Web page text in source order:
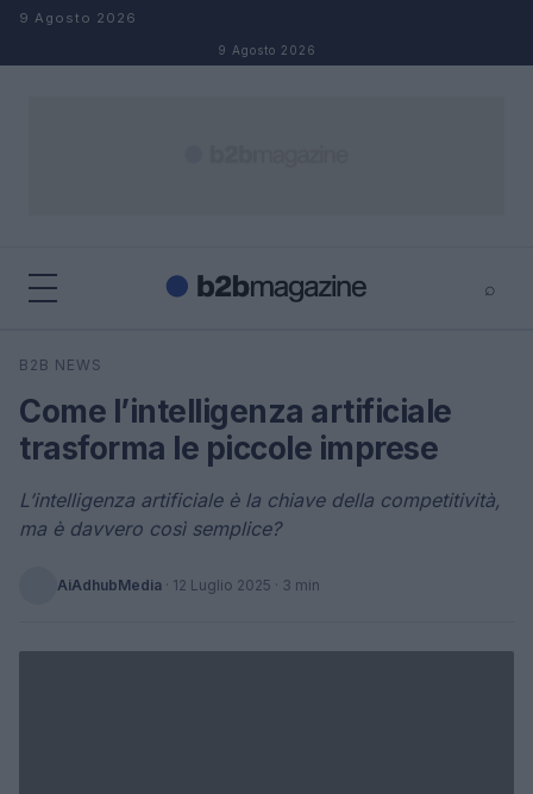
Salta al contenuto
9 Agosto 2026
9 Agosto 2026
⌕
Cerca
B2B NEWS
Come l’intelligenza artificiale
trasforma le piccole imprese
L’intelligenza artificiale è la chiave della competitività,
ma è davvero così semplice?
AiAdhubMedia · 12 Luglio 2025 · 3 min